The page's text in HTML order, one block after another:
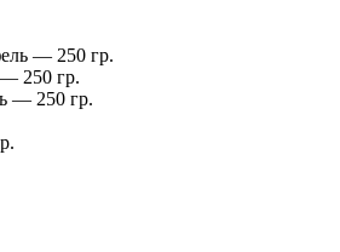
— 250 гр.
250 гр.
— 250 гр.